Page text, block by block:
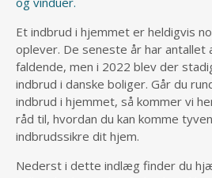
Et indbrud i hjemmet er heldigvis
oplever. De seneste år har
faldende, men i 2022 blev der
indbrud i danske boliger. Går du
indbrud i hjemmet, så kommer vi
råd til, hvordan du kan komme
indbrudssikre dit hjem.
Nederst i dette indlæg finder du